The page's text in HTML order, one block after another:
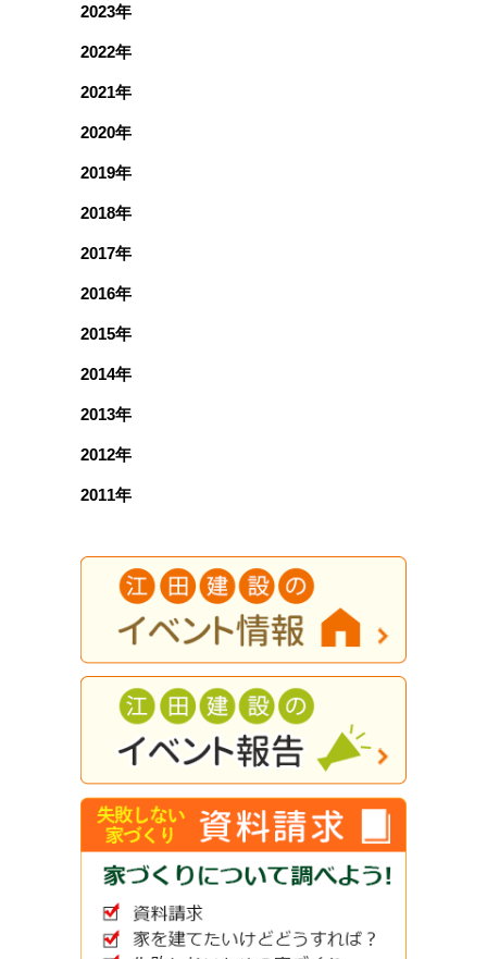
2023年
2022年
2021年
2020年
2019年
2018年
2017年
2016年
2015年
2014年
2013年
2012年
2011年